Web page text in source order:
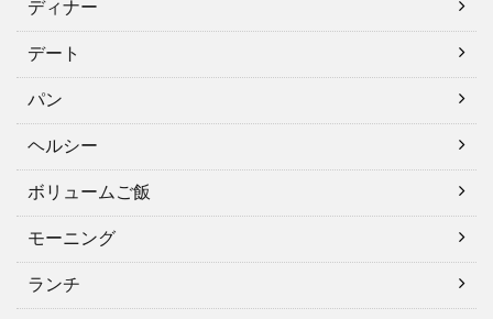
ディナー
デート
パン
ヘルシー
ボリュームご飯
モーニング
ランチ